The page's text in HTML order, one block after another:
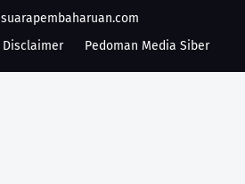
suarapembaharuan.com
Disclaimer Pedoman Media Siber